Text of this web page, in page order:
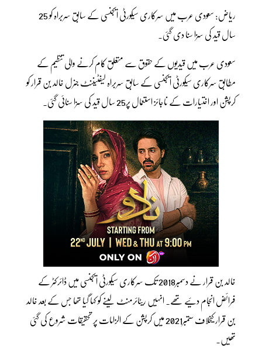
ریاض: سعودی عرب میں سرکاری سیکورٹی ایجنسی کے سابق سربراہ کو 25
سال قید کی سزا سنا دی گئی۔
سعودی عرب میں قیدیوں کے حقوق سے متعلق کام کرنے والی تنظیم کے
مطابق سرکاری سیکورٹی ایجنسی کے سابق سربراہ لیفٹیننٹ جنرل خالد بن قرار کو
کرپشن اور اختیارات کے ناجائز استعمال پر25 سال قید کی سزا سنائی گئی۔
خالد بن قرار نے دسمبر2018 تک سرکاری سیکورٹی ایجنسی میں ڈائرکٹر کے
فرائض انجام دئیے تھے۔ انہیں ریٹائرمنٹ لینے کو کہا گیا تھا جس کے بعد خالد
بن قرار کیخلاف ستمبر2021 میں کرپشن کے الزامات پر تحقیقات شروع کی گئی
تھیں۔